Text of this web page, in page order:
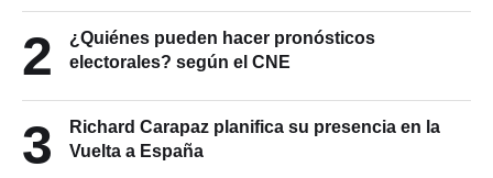
2
¿Quiénes pueden hacer pronósticos
electorales? según el CNE
3
Richard Carapaz planifica su presencia en la
Vuelta a España